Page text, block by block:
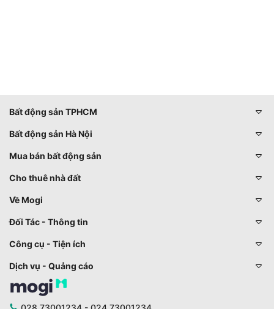
Bất động sản TPHCM
Bất động sản Hà Nội
Mua bán bất động sản
Cho thuê nhà đất
Về Mogi
Đối Tác - Thông tin
Công cụ - Tiện ích
Dịch vụ - Quảng cáo